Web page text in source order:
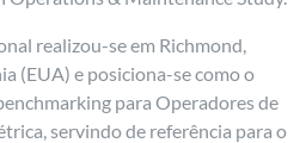
realizou-se em Richmond,
(EUA) e posiciona-se como o
para Operadores de
servindo de referência para o